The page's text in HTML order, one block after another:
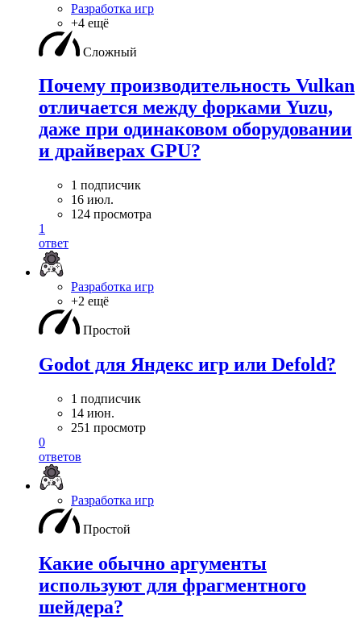
Разработка игр
+4 ещё
Сложный
Почему производительность Vulkan
отличается между форками Yuzu,
даже при одинаковом оборудовании
и драйверах GPU?
1 подписчик
16 июл.
124 просмотра
1
ответ
Разработка игр
+2 ещё
Простой
Godot для Яндекс игр или Defold?
1 подписчик
14 июн.
251 просмотр
0
ответов
Разработка игр
Простой
Какие обычно аргументы
используют для фрагментного
шейдера?